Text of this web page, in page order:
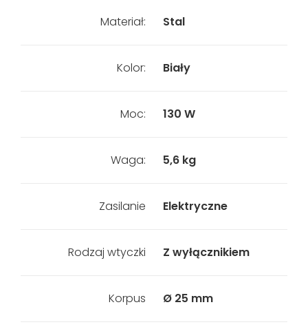
Materiał: Stal
Kolor: Biały
Moc: 130 W
Waga: 5,6 kg
Zasilanie Elektryczne
Rodzaj wtyczki Z wyłącznikiem
Korpus Ø 25 mm